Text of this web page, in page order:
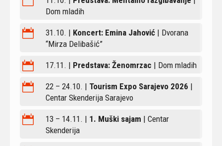
Dom mladih
 31.10. | Koncert: Emina Jahović | Dvorana
“Mirza Delibašić”
 17.11. | Predstava: Ženomrzac | Dom mladih
 22 – 24.10. | Tourism Expo Sarajevo 2026 |
Centar Skenderija Sarajevo
 13 – 14.11. | 1. Muški sajam | Centar
Skenderija